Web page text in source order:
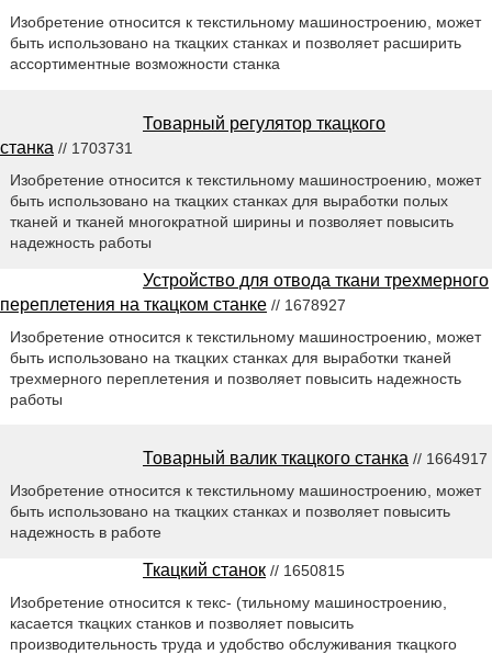
Изобретение относится к текстильному машиностроению, может
быть использовано на ткацких станках и позволяет расширить
ассортиментные возможности станка
Товарный регулятор ткацкого
станка // 1703731
Изобретение относится к текстильному машиностроению, может
быть использовано на ткацких станках для выработки полых
тканей и тканей многократной ширины и позволяет повысить
надежность работы
Устройство для отвода ткани трехмерного
переплетения на ткацком станке // 1678927
Изобретение относится к текстильному машиностроению, может
быть использовано на ткацких станках для выработки тканей
трехмерного переплетения и позволяет повысить надежность
работы
Товарный валик ткацкого станка // 1664917
Изобретение относится к текстильному машиностроению, может
быть использовано на ткацких станках и позволяет повысить
надежность в работе
Ткацкий станок // 1650815
Изобретение относится к текс- (тильному машиностроению,
касается ткацких станков и позволяет повысить
производительность труда и удобство обслуживания ткацкого